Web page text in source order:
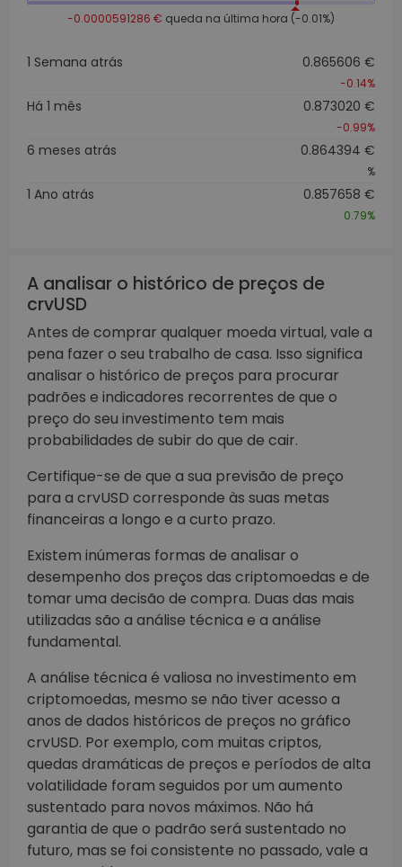
-0.0000591286 € queda na última hora (-0.01%)
1 Semana atrás 0.865606 €
-0.14%
Há 1 mês 0.873020 €
-0.99%
6 meses atrás 0.864394 €
%
1 Ano atrás 0.857658 €
0.79%
A analisar o histórico de preços de
crvUSD
Antes de comprar qualquer moeda virtual, vale a
pena fazer o seu trabalho de casa. Isso significa
analisar o histórico de preços para procurar
padrões e indicadores recorrentes de que o
preço do seu investimento tem mais
probabilidades de subir do que de cair.
Certifique-se de que a sua previsão de preço
para a crvUSD corresponde às suas metas
financeiras a longo e a curto prazo.
Existem inúmeras formas de analisar o
desempenho dos preços das criptomoedas e de
tomar uma decisão de compra. Duas das mais
utilizadas são a análise técnica e a análise
fundamental.
A análise técnica é valiosa no investimento em
criptomoedas, mesmo se não tiver acesso a
anos de dados históricos de preços no gráfico
crvUSD. Por exemplo, com muitas criptos,
quedas dramáticas de preços e períodos de alta
volatilidade foram seguidos por um aumento
sustentado para novos máximos. Não há
garantia de que o padrão será sustentado no
futuro, mas se foi consistente no passado, vale a